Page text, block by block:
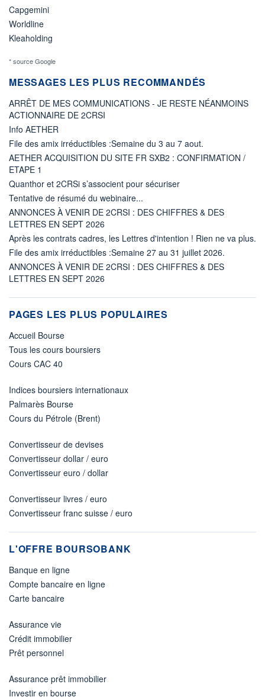
Capgemini
Worldline
Kleaholding
* source Google
MESSAGES LES PLUS RECOMMANDÉS
ARRÊT DE MES COMMUNICATIONS - JE RESTE NÉANMOINS
ACTIONNAIRE DE 2CRSI
Info AETHER
File des amix irréductibles :Semaine du 3 au 7 aout.
AETHER ACQUISITION DU SITE FR SXB2 : CONFIRMATION /
ETAPE 1
Quanthor et 2CRSi s’associent pour sécuriser
Tentative de résumé du webinaire...
ANNONCES À VENIR DE 2CRSI : DES CHIFFRES & DES
LETTRES EN SEPT 2026
Après les contrats cadres, les Lettres d'intention ! Rien ne va plus.
File des amix irréductibles :Semaine 27 au 31 juillet 2026.
ANNONCES À VENIR DE 2CRSI : DES CHIFFRES & DES
LETTRES EN SEPT 2026
PAGES LES PLUS POPULAIRES
Accueil Bourse
Tous les cours boursiers
Cours CAC 40
Indices boursiers internationaux
Palmarès Bourse
Cours du Pétrole (Brent)
Convertisseur de devises
Convertisseur dollar / euro
Convertisseur euro / dollar
Convertisseur livres / euro
Convertisseur franc suisse / euro
L'OFFRE BOURSOBANK
Banque en ligne
Compte bancaire en ligne
Carte bancaire
Assurance vie
Crédit immobilier
Prêt personnel
Assurance prêt immobilier
Investir en bourse